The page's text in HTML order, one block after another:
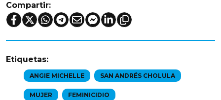
Compartir:
Etiquetas:
ANGIE MICHELLE SAN ANDRÉS CHOLULA
MUJER FEMINICIDIO